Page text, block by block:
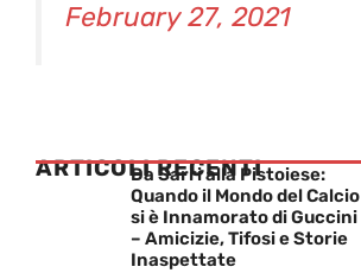
February 27, 2021
ARTICOLI RECENTI
Da Sarri alla Pistoiese:
Quando il Mondo del Calcio
si è Innamorato di Guccini
– Amicizie, Tifosi e Storie
Inaspettate